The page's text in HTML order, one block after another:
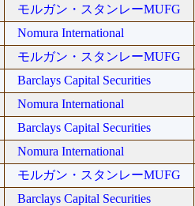
モルガン・スタンレーMUFG
Nomura International
モルガン・スタンレーMUFG
Barclays Capital Securities
Nomura International
Barclays Capital Securities
Nomura International
モルガン・スタンレーMUFG
Barclays Capital Securities